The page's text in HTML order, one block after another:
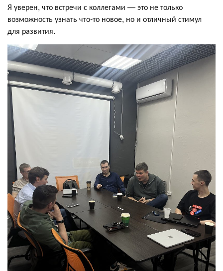
Я уверен, что встречи с коллегами — это не только
возможность узнать что-то новое, но и отличный стимул
для развития.